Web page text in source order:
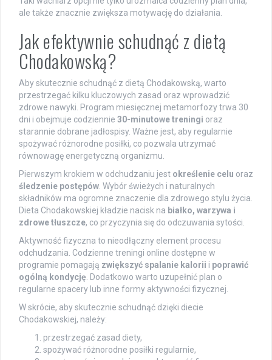
ale także znacznie zwiększa motywację do działania.
Jak efektywnie schudnąć z dietą
Chodakowską?
Aby skutecznie schudnąć z dietą Chodakowską, warto
przestrzegać kilku kluczowych zasad oraz wprowadzić
zdrowe nawyki. Program miesięcznej metamorfozy trwa 30
dni i obejmuje codziennie 30-minutowe treningi oraz
starannie dobrane jadłospisy. Ważne jest, aby regularnie
spożywać różnorodne posiłki, co pozwala utrzymać
równowagę energetyczną organizmu.
Pierwszym krokiem w odchudzaniu jest określenie celu oraz
śledzenie postępów . Wybór świeżych i naturalnych
składników ma ogromne znaczenie dla zdrowego stylu życia.
Dieta Chodakowskiej kładzie nacisk na białko, warzywa i
zdrowe tłuszcze, co przyczynia się do odczuwania sytości.
Aktywność fizyczna to nieodłączny element procesu
odchudzania. Codzienne treningi online dostępne w
programie pomagają zwiększyć spalanie kalorii i poprawić
ogólną kondycję . Dodatkowo warto uzupełnić plan o
regularne spacery lub inne formy aktywności fizycznej.
W skrócie, aby skutecznie schudnąć dzięki diecie
Chodakowskiej, należy:
przestrzegać zasad diety,
spożywać różnorodne posiłki regularnie,